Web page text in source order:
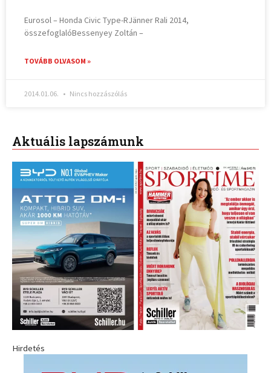
Eurosol – Honda Civic Type-RJänner Rali 2014,
összefoglalóBessenyey Zoltán –
TOVÁBB OLVASOM »
2014.01.06. Nincs hozzászólás
Aktuális lapszámunk
Hirdetés